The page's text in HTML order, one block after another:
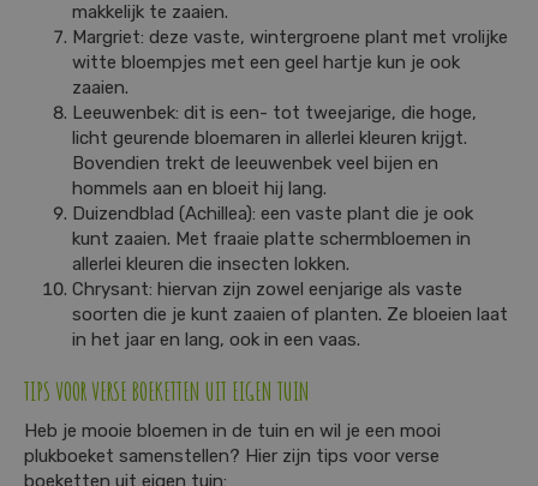
makkelijk te zaaien.
Margriet: deze vaste, wintergroene plant met vrolijke
witte bloempjes met een geel hartje kun je ook
zaaien.
Leeuwenbek: dit is een- tot tweejarige, die hoge,
licht geurende bloemaren in allerlei kleuren krijgt.
Bovendien trekt de leeuwenbek veel bijen en
hommels aan en bloeit hij lang.
Duizendblad (Achillea): een vaste plant die je ook
kunt zaaien. Met fraaie platte schermbloemen in
allerlei kleuren die insecten lokken.
Chrysant: hiervan zijn zowel eenjarige als vaste
soorten die je kunt zaaien of planten. Ze bloeien laat
in het jaar en lang, ook in een vaas.
TIPS VOOR VERSE BOEKETTEN UIT EIGEN TUIN
Heb je mooie bloemen in de tuin en wil je een mooi
plukboeket samenstellen? Hier zijn tips voor verse
boeketten uit eigen tuin: